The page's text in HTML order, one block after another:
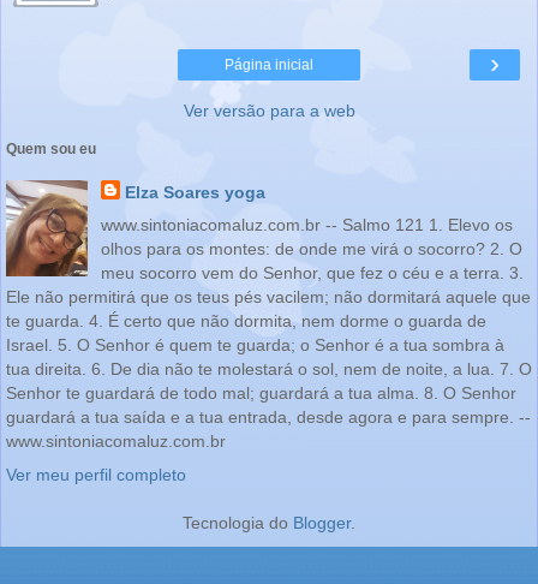
›
Página inicial
Ver versão para a web
Quem sou eu
Elza Soares yoga
www.sintoniacomaluz.com.br -- Salmo 121 1. Elevo os
olhos para os montes: de onde me virá o socorro? 2. O
meu socorro vem do Senhor, que fez o céu e a terra. 3.
Ele não permitirá que os teus pés vacilem; não dormitará aquele que
te guarda. 4. É certo que não dormita, nem dorme o guarda de
Israel. 5. O Senhor é quem te guarda; o Senhor é a tua sombra à
tua direita. 6. De dia não te molestará o sol, nem de noite, a lua. 7. O
Senhor te guardará de todo mal; guardará a tua alma. 8. O Senhor
guardará a tua saída e a tua entrada, desde agora e para sempre. --
www.sintoniacomaluz.com.br
Ver meu perfil completo
Tecnologia do Blogger.